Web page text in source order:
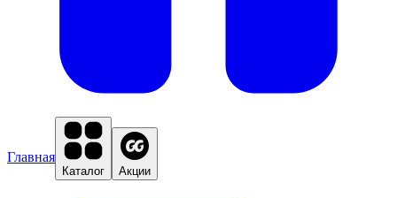
Главная
Каталог Акции